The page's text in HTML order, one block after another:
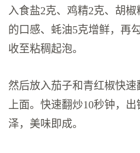
入食盐2克、鸡精2克、胡
的口感、蚝油5克增鲜，再
收至粘稠起泡。
然后放入茄子和青红椒快
上面。快速翻炒10秒钟，
泽，美味即成。